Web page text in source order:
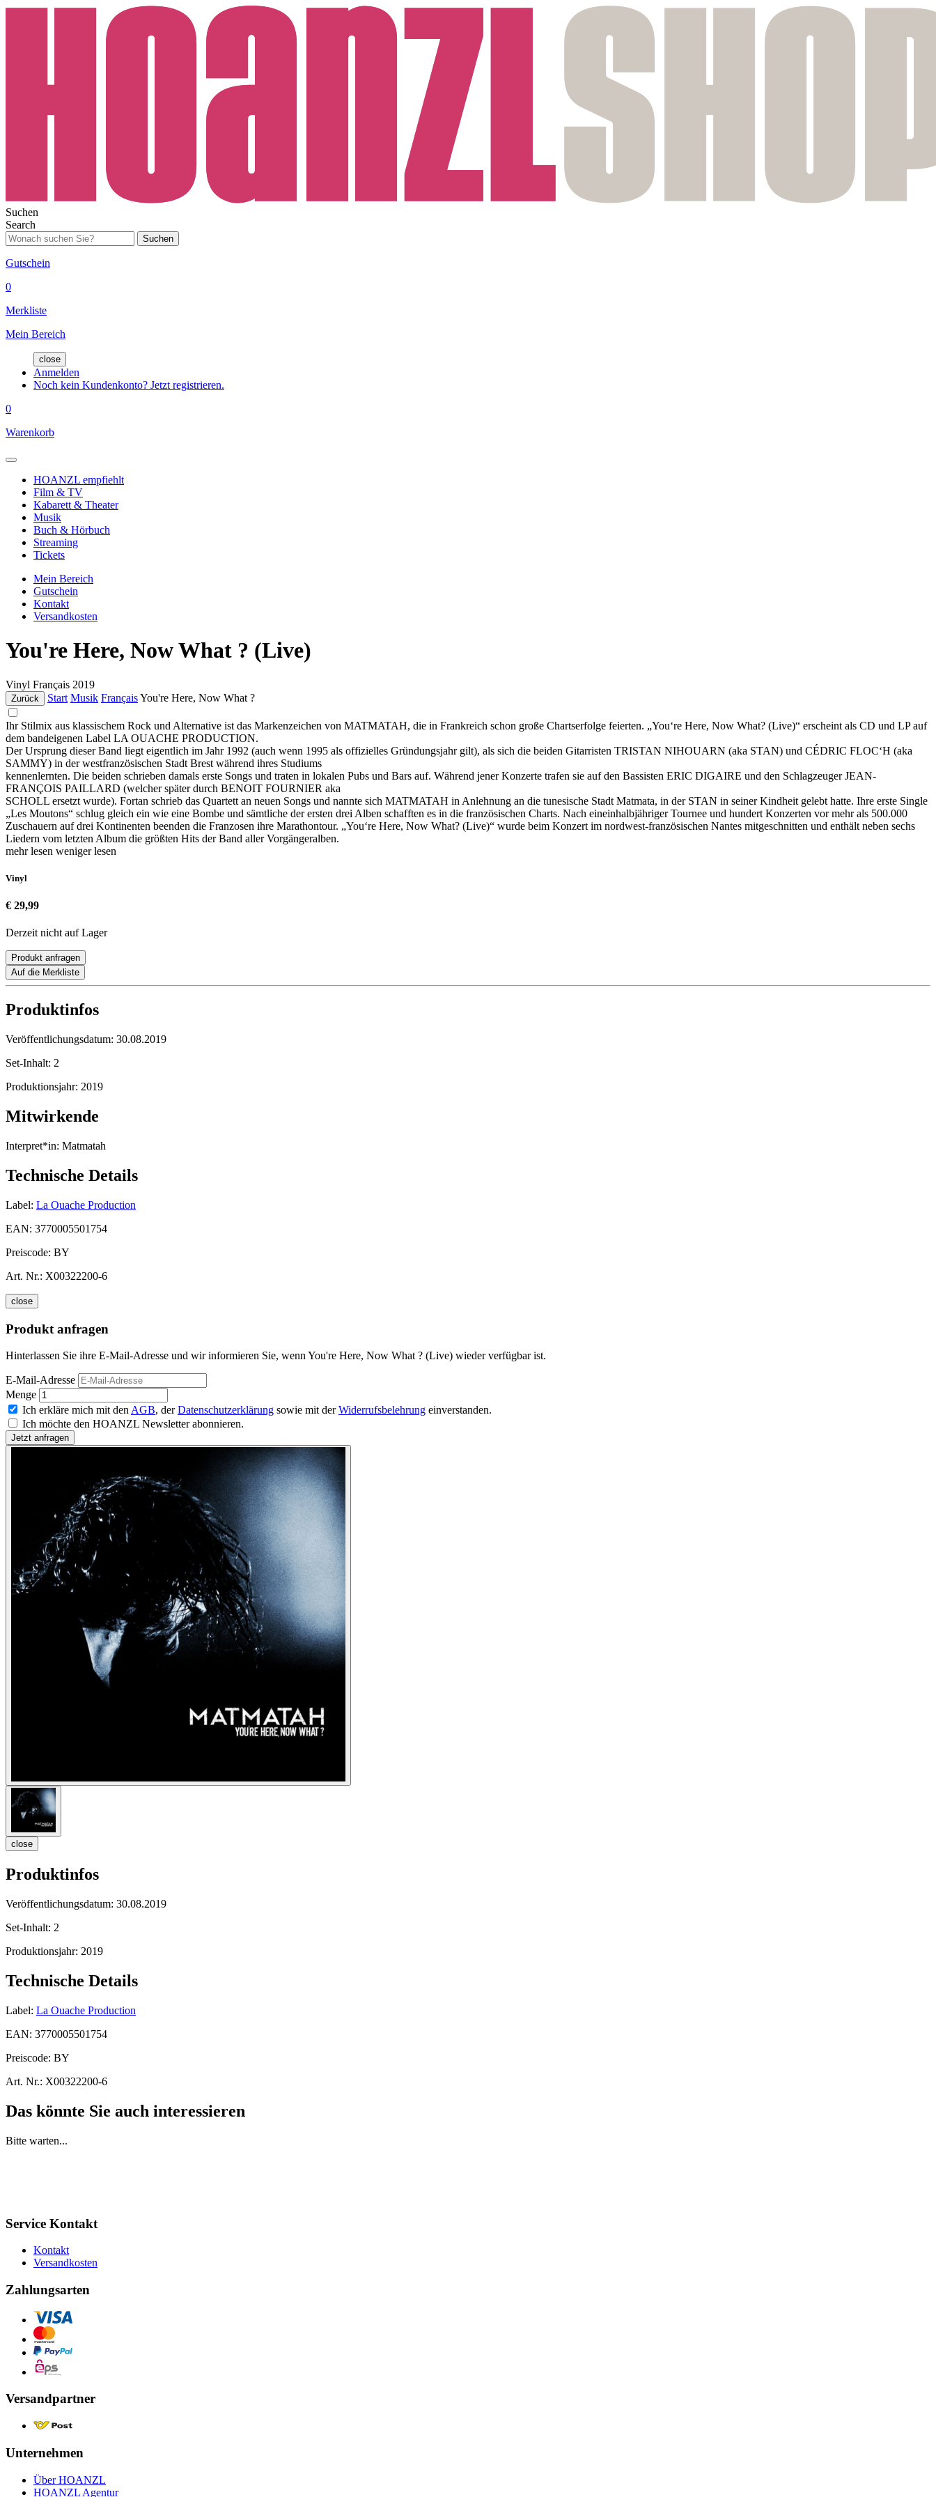
Suchen
Search
Suchen
Gutschein
0
Merkliste
Mein Bereich
close
Anmelden
Noch kein Kundenkonto? Jetzt registrieren.
0
Warenkorb
HOANZL empfiehlt
Film & TV
Kabarett & Theater
Musik
Buch & Hörbuch
Streaming
Tickets
Mein Bereich
Gutschein
Kontakt
Versandkosten
You're Here, Now What ? (Live)
Vinyl Français 2019
Zurück Start Musik FrançaisYou're Here, Now What ?
Ihr Stilmix aus klassischem Rock und Alternative ist das Markenzeichen von MATMATAH, die in Frankreich schon große Chartserfolge feierten. „You‘re Here, Now What? (Live)“ erscheint als CD und LP auf
dem bandeigenen Label LA OUACHE PRODUCTION.
Der Ursprung dieser Band liegt eigentlich im Jahr 1992 (auch wenn 1995 als offizielles Gründungsjahr gilt), als sich die beiden Gitarristen TRISTAN NIHOUARN (aka STAN) und CÉDRIC FLOC‘H (aka
SAMMY) in der westfranzösischen Stadt Brest während ihres Studiums
kennenlernten. Die beiden schrieben damals erste Songs und traten in lokalen Pubs und Bars auf. Während jener Konzerte trafen sie auf den Bassisten ERIC DIGAIRE und den Schlagzeuger JEAN-
FRANÇOIS PAILLARD (welcher später durch BENOIT FOURNIER aka
SCHOLL ersetzt wurde). Fortan schrieb das Quartett an neuen Songs und nannte sich MATMATAH in Anlehnung an die tunesische Stadt Matmata, in der STAN in seiner Kindheit gelebt hatte. Ihre erste Single
„Les Moutons“ schlug gleich ein wie eine Bombe und sämtliche der ersten drei Alben schafften es in die französischen Charts. Nach eineinhalbjähriger Tournee und hundert Konzerten vor mehr als 500.000
Zuschauern auf drei Kontinenten beenden die Franzosen ihre Marathontour. „You‘re Here, Now What? (Live)“ wurde beim Konzert im nordwest-französischen Nantes mitgeschnitten und enthält neben sechs
Liedern vom letzten Album die größten Hits der Band aller Vorgängeralben.
mehr lesen weniger lesen
Vinyl
€ 29,99
Derzeit nicht auf Lager
Produkt anfragen
Auf die Merkliste
Produktinfos
Veröffentlichungsdatum: 30.08.2019
Set-Inhalt: 2
Produktionsjahr: 2019
Mitwirkende
Interpret*in: Matmatah
Technische Details
Label: La Ouache Production
EAN: 3770005501754
Preiscode: BY
Art. Nr.: X00322200-6
close
Produkt anfragen
Hinterlassen Sie ihre E-Mail-Adresse und wir informieren Sie, wenn You're Here, Now What ? (Live) wieder verfügbar ist.
E-Mail-Adresse
Menge
Ich erkläre mich mit den AGB, derDatenschutzerklärung sowie mit derWiderrufsbelehrung einverstanden.
Ich möchte den HOANZL Newsletter abonnieren.
close
Produktinfos
Veröffentlichungsdatum: 30.08.2019
Set-Inhalt: 2
Produktionsjahr: 2019
Technische Details
Label: La Ouache Production
EAN: 3770005501754
Preiscode: BY
Art. Nr.: X00322200-6
Das könnte Sie auch interessieren
Bitte warten...
Service Kontakt
Kontakt
Versandkosten
Zahlungsarten
Versandpartner
Unternehmen
Über HOANZL
HOANZL Agentur